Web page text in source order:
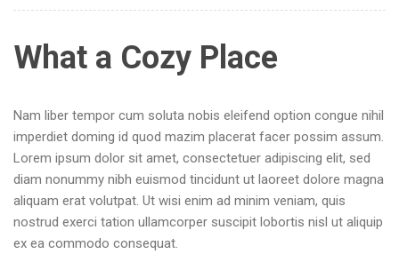
What a Cozy Place
Nam liber tempor cum soluta nobis eleifend option congue nihil
imperdiet doming id quod mazim placerat facer possim assum.
Lorem ipsum dolor sit amet, consectetuer adipiscing elit, sed
diam nonummy nibh euismod tincidunt ut laoreet dolore magna
aliquam erat volutpat. Ut wisi enim ad minim veniam, quis
nostrud exerci tation ullamcorper suscipit lobortis nisl ut aliquip
ex ea commodo consequat.